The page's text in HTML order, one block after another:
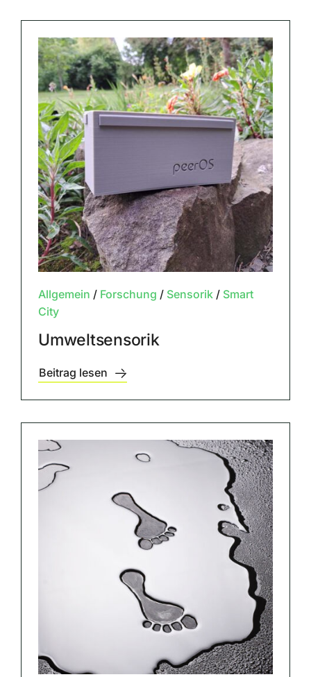
Allgemein / Forschung / Sensorik/ Smart
City
Umweltsensorik
Beitrag lesen